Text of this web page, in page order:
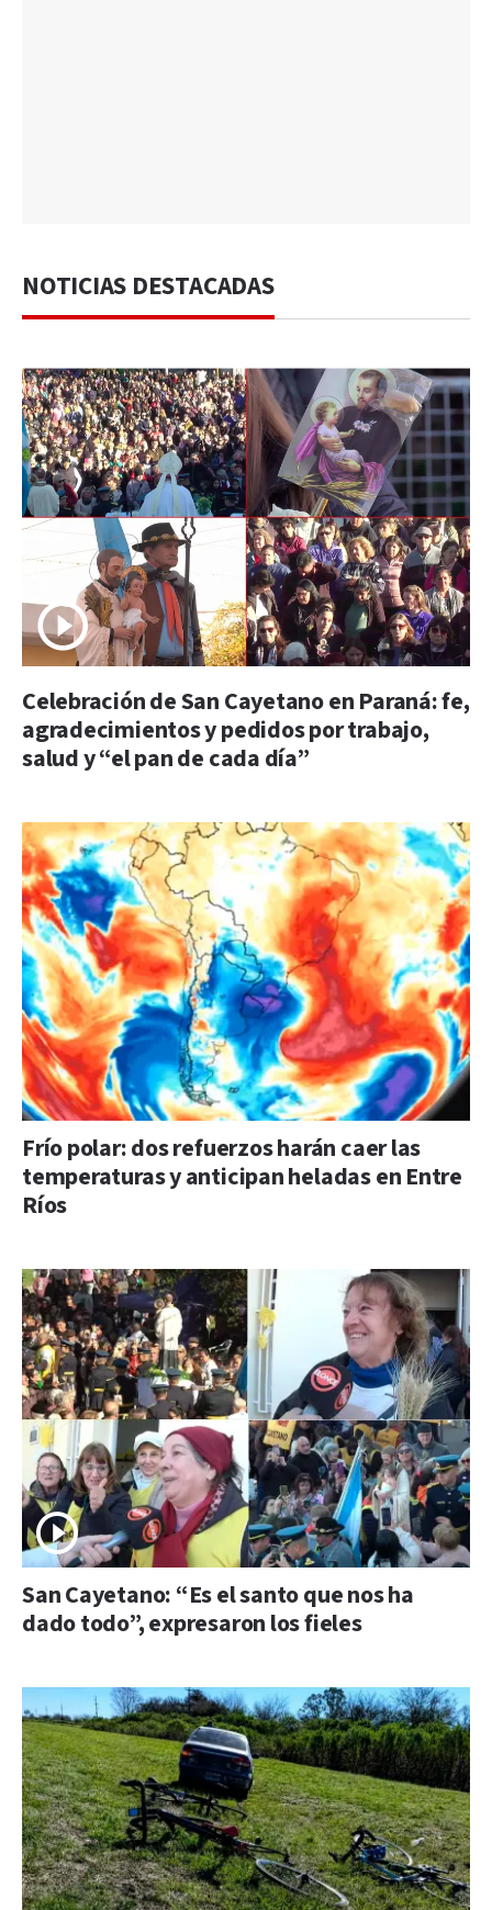
NOTICIAS DESTACADAS
Celebración de San Cayetano en Paraná: fe,
agradecimientos y pedidos por trabajo,
salud y “el pan de cada día”
Frío polar: dos refuerzos harán caer las
temperaturas y anticipan heladas en Entre
Ríos
San Cayetano: “Es el santo que nos ha
dado todo”, expresaron los fieles